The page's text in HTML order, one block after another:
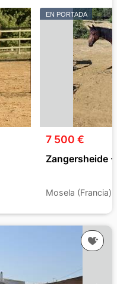
EN PORTADA
7 500 €
Zangersheide
Mosela (Francia)